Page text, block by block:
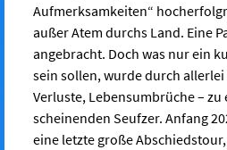
Aufmerksamkeiten“
außer Atem durchs Land. Eine
angebracht. Doch was nur ein
sein sollen, wurde durch allerlei
Verluste, Lebensumbrüche –
scheinenden Seufzer. Anfang
eine letzte große